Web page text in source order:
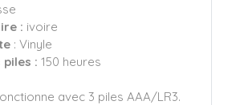
: ivoire
: Vinyle
: 150 heures
avec 3 piles AAA/LR3.